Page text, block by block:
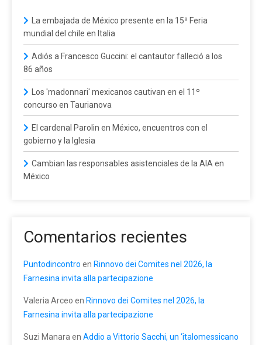
La embajada de México presente en la 15ª Feria
mundial del chile en Italia
Adiós a Francesco Guccini: el cantautor falleció a los
86 años
Los 'madonnari' mexicanos cautivan en el 11º
concurso en Taurianova
El cardenal Parolin en México, encuentros con el
gobierno y la Iglesia
Cambian las responsables asistenciales de la AIA en
México
Comentarios recientes
Puntodincontro en Rinnovo dei Comites nel 2026, la
Farnesina invita alla partecipazione
Valeria Arceo en Rinnovo dei Comites nel 2026, la
Farnesina invita alla partecipazione
Suzi Manara en Addio a Vittorio Sacchi, un ‘italomessicano